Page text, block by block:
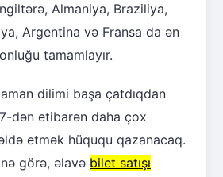
Almaniya, Braziliya,
Argentina və Fransa da ən
tamamlayır.
dilimi başa çatdıqdan
dən etibarən daha çox
etmək hüququ qazanacaq.
görə, əlavə bilet satışı